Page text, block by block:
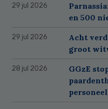
29 jul 2026
en 500
29 jul 2026
Acht
groot
28 jul 2026
GGzE